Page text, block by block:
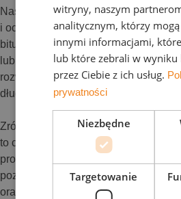
Nasze produkty są tworzone z
i oczekiwaniach jutra. Czy to płyty
bitumiczne, dachówki ceramiczne,
lub inne komponenty – naszym
rozwiązań, które są wydajne, trwałe
długoterminowej wartości.
Zrównoważony rozwój nie jest dla
to coś, co staramy się integrować z
produktu. Oznacza to zastanowienie
pozyskiwania materiałów,
oraz tym, co się z nimi dzieje po
witryny, naszym
analitycznym, którzy mogą
innymi informacjami, które
lub które zebrali w wyniku
przez Ciebie z ich usług.
prywatności
Niezbędne
Targetowanie